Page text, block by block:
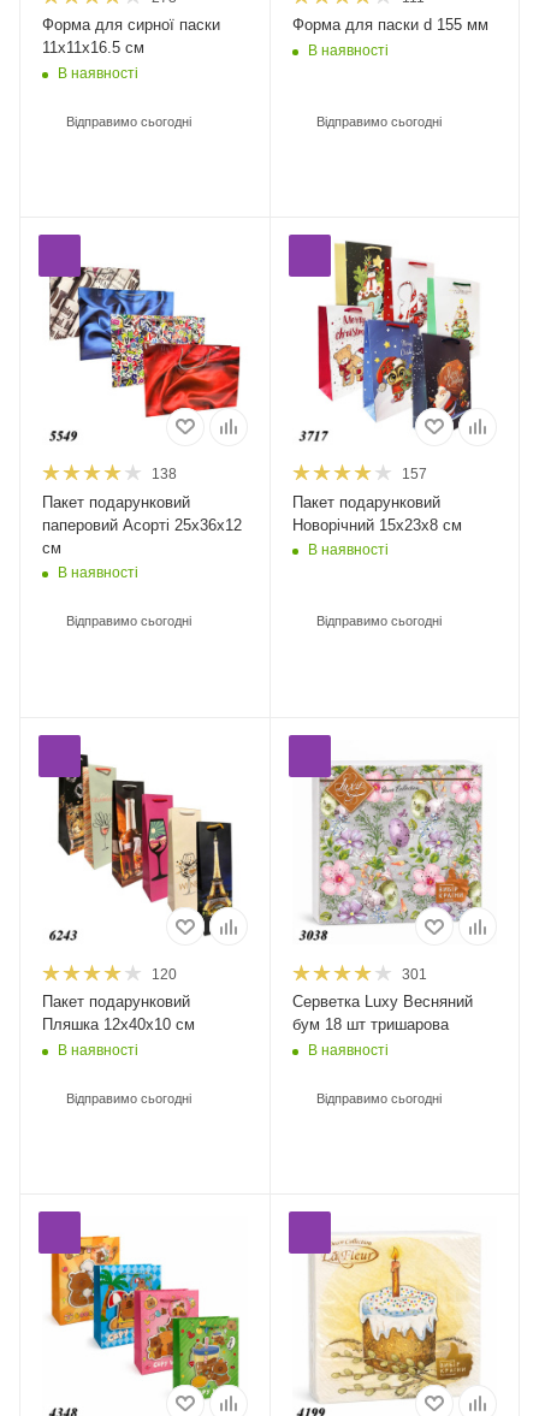
Форма для сирної паски
11х11х16.5 см
В наявності
Відправимо сьогодні
Форма для паски d 155 мм
В наявності
Відправимо сьогодні
138
Пакет подарунковий
паперовий Асорті 25х36х12
см
В наявності
Відправимо сьогодні
157
Пакет подарунковий
Новорічний 15х23х8 см
В наявності
Відправимо сьогодні
120
Пакет подарунковий
Пляшка 12х40х10 см
В наявності
Відправимо сьогодні
301
Серветка Luxy Весняний
бум 18 шт тришарова
В наявності
Відправимо сьогодні